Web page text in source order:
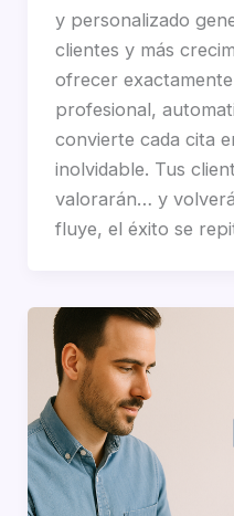
y personalizado
clientes y más
ofrecer
profesional,
convierte cada cita
inolvidable. Tus
valorarán… y
fluye, el éxito se